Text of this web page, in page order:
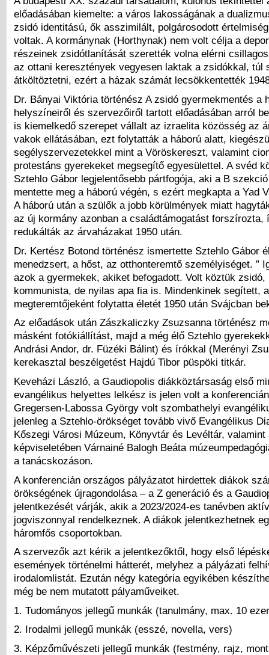
előadásában kiemelte: a város lakosságának a
zsidó identitású, ők asszimilált, polgárosodott
voltak. A kormánynak (Horthynak) nem volt célja a
részeinek zsidótlanítását szerették volna elérni
az ottani keresztények vegyesen laktak a zsidókkal, túl
átköltöztetni, ezért a házak számát lecsökkentették
Dr. Bányai Viktória történész A zsidó gyermekmentés a
helyszíneiről és szervezőiről tartott előadásában arról
is kiemelkedő szerepet vállalt az izraelita közösség az
vakok ellátásában, ezt folytatták a háború alatt,
segélyszervezetekkel mint a Vöröskereszt, valamint
protestáns gyerekeket megsegítő egyesülettel. A svéd
Sztehlo Gábor legjelentősebb pártfogója, aki a B
mentette meg a háború végén, s ezért megkapta a Yad
A háború után a szülők a jobb körülmények miatt
az új kormány azonban a családtámogatást
redukálták az árvaházakat 1950 után.
Dr. Kertész Botond történész ismertette Sztehlo Gábor
menedzsert, a hőst, az otthonteremtő személyiséget. ”
azok a gyermekek, akiket befogadott. Volt köztük
kommunista, de nyilas apa fia is. Mindenkinek segített,
megteremtőjeként folytatta életét 1950 után Svájcban
Az előadások után Zászkaliczky Zsuzsanna történész
másként fotókiállítást, majd a még élő Sztehlo
Andrási Andor, dr. Füzéki Bálint) és írókkal (Merényi
kerekasztal beszélgetést Hajdú Tibor püspöki titkár.
Keveházi László, a Gaudiopolis diákköztársaság első
evangélikus helyettes lelkész is jelen volt a
Gregersen-Labossa György volt szombathelyi
jelenleg a Sztehlo-örökséget tovább vivő Evangélikus
Kőszegi Városi Múzeum, Könyvtár és Levéltár,
képviseletében Várnainé Balogh Beáta
a tanácskozáson.
A konferencián országos pályázatot hirdettek diákok
örökségének újragondolása – a Z generáció és a
jelentkezését várják, akik a 2023/2024-es tanévben
jogviszonnyal rendelkeznek. A diákok jelentkezhetnek
háromfős csoportokban.
A szervezők azt kérik a jelentkezőktől, hogy első
események történelmi hátterét, melyhez a pályázati
irodalomlistát. Ezután négy kategória egyikében
még be nem mutatott pályaműveiket.
1. Tudományos jellegű munkák (tanulmány, max. 10
2. Irodalmi jellegű munkák (esszé, novella, vers)
3. Képzőművészeti jellegű munkák (festmény, rajz,